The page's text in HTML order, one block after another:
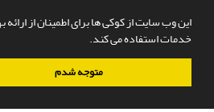
این وب سایت از کوکی ها برای اطمینان از ارائه
خدمات استفاده می کند.
متوجه شدم
سامانه مدیریت نشریات علمی.طراحی و